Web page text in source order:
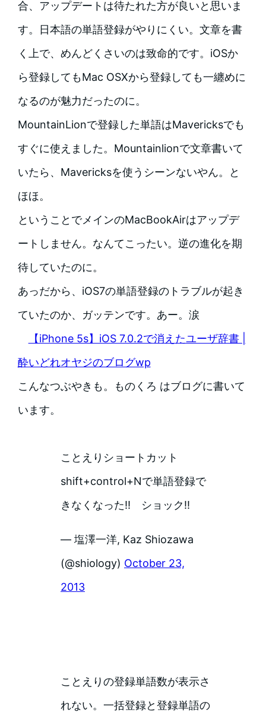
合、アップデートは待たれた方が良いと思いま
す。日本語の単語登録がやりにくい。文章を書
く上で、めんどくさいのは致命的です。iOSか
ら登録してもMac OSXから登録しても一纏めに
なるのが魅力だったのに。
MountainLionで登録した単語はMavericksでも
すぐに使えました。Mountainlionで文章書いて
いたら、Mavericksを使うシーンないやん。と
ほほ。
ということでメインのMacBookAirはアップデ
ートしません。なんてこったい。逆の進化を期
待していたのに。
あっだから、iOS7の単語登録のトラブルが起き
ていたのか、ガッテンです。あー。涙
【iPhone 5s】iOS 7.0.2で消えたユーザ辞書 |
酔いどれオヤジのブログwp
こんなつぶやきも。ものくろ はブログに書いて
います。
ことえりショートカット
shift+control+Nで単語登録で
きなくなった!! ショック!!
— 塩澤一洋, Kaz Shiozawa
(@shiology) October 23,
2013
ことえりの登録単語数が表示さ
れない。一括登録と登録単語の